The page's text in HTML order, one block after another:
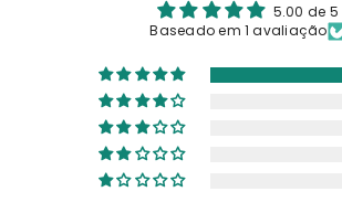
5.00 de 5
Baseado em 1 avaliação